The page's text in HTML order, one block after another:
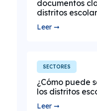
documentos
distritos
Leer ➞
SECTORES
¿Cómo puede
los distritos
Leer ➞